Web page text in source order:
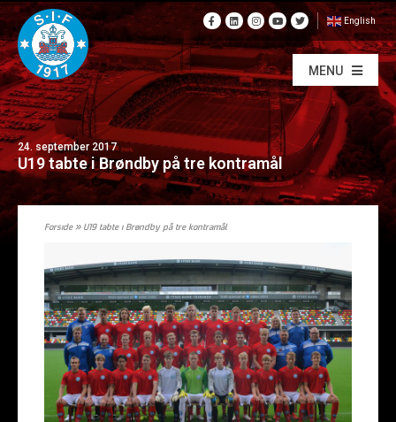
English
MENU
24. september 2017
U19 tabte i Brøndby på tre kontramål
Forside» U19 tabte i Brøndby på tre kontramål